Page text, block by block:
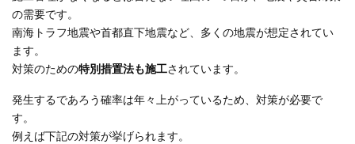
の需要です。
南海トラフ地震や首都直下地震など、多くの地震が想定されてい
ます。
対策のための特別措置法も施工されています。
発生するであろう確率は年々上がっているため、対策が必要で
す。
例えば下記の対策が挙げられます。